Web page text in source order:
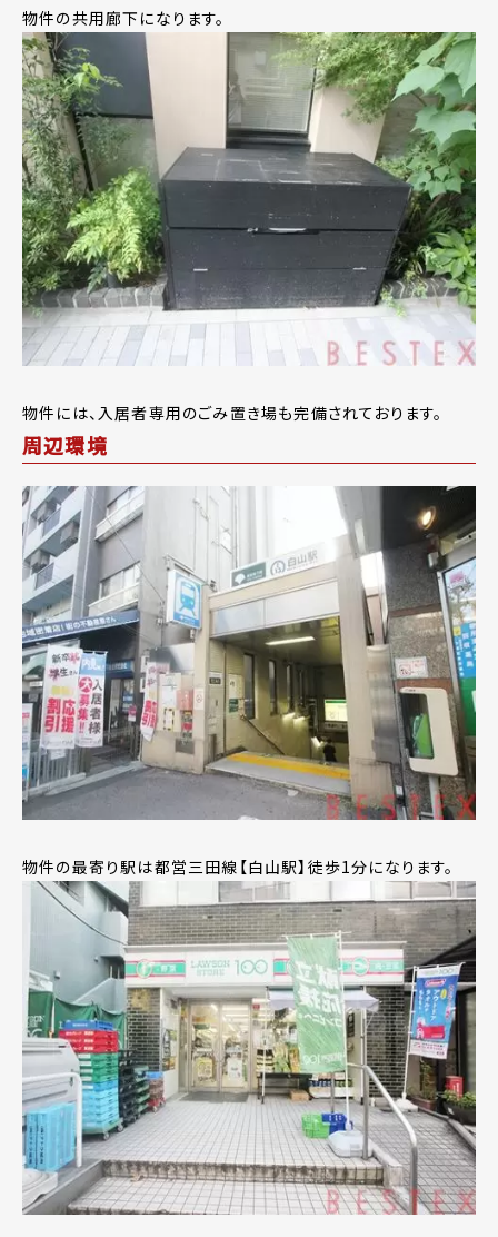
物件の共用廊下になります。
物件には、入居者専用のごみ置き場も完備されております。
周辺環境
物件の最寄り駅は都営三田線【白山駅】徒歩1分になります。